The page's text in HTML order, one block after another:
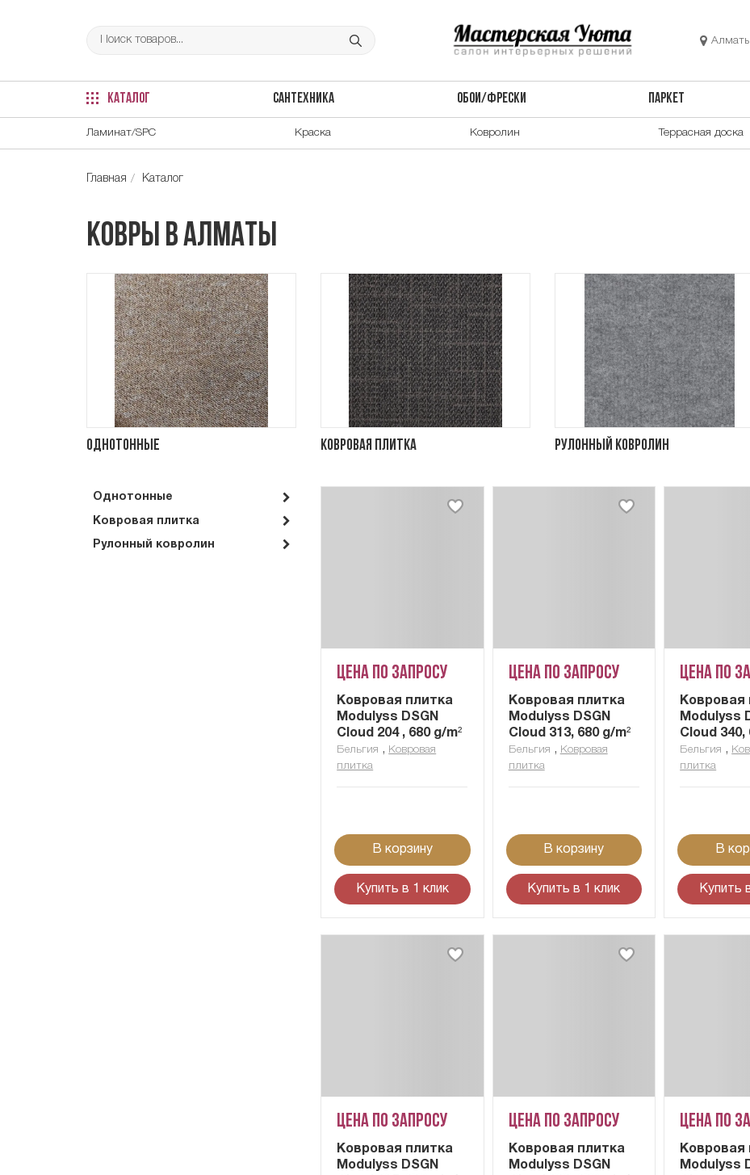
КАТАЛОГ САНТЕХНИКА ОБОИ/ФРЕСКИ ПАРКЕТ
Ламинат/SPC Краска Ковролин Террасная доска
Главная Каталог
Ковры в Алматы
Однотонные Ковровая плитка Рулонный ковролин
Однотонные
Ковровая плитка
Рулонный ковролин
Цена по запросу
Ковровая плитка
Modulyss DSGN
Cloud 204 , 680 g/m²
Бельгия , Ковровая
плитка
В корзину
Купить в 1 клик
Цена по запросу
Ковровая плитка
Modulyss DSGN
Cloud 313, 680 g/m²
Бельгия , Ковровая
плитка
В корзину
Купить в 1 клик
Цена по
Ковровая
Modulyss
Cloud 340,
Бельгия ,
плитка
В
Купить
Цена по запросу
Ковровая плитка
Modulyss DSGN
Цена по запросу
Ковровая плитка
Modulyss DSGN
Цена по
Ковровая
Modulyss